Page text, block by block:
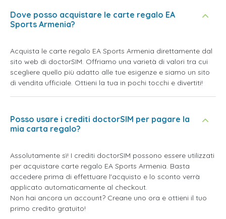
Dove posso acquistare le carte regalo EA
Sports Armenia?
Acquista le carte regalo EA Sports Armenia direttamente dal
sito web di doctorSIM. Offriamo una varietà di valori tra cui
scegliere quello più adatto alle tue esigenze e siamo un sito
di vendita ufficiale. Ottieni la tua in pochi tocchi e divertiti!
Posso usare i crediti doctorSIM per pagare la
mia carta regalo?
Assolutamente sì! I crediti doctorSIM possono essere utilizzati
per acquistare carte regalo EA Sports Armenia. Basta
accedere prima di effettuare l'acquisto e lo sconto verrà
applicato automaticamente al checkout.
Non hai ancora un account? Creane uno ora e ottieni il tuo
primo credito gratuito!